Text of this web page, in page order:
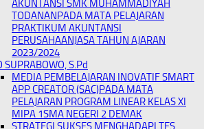
AKUNTANSI SMK MUHAMMADIYAH
TODANANPADA MATA PELAJARAN
PRAKTIKUM AKUNTANSI
PERUSAHAANJASA TAHUN AJARAN
2023/2024
SUPRABOWO, S.Pd
MEDIA PEMBELAJARAN INOVATIF SMART
APP CREATOR (SAC)PADA MATA
PELAJARAN PROGRAM LINEAR KELAS XI
MIPA 1SMA NEGERI 2 DEMAK
STRATEGI SUKSES MENGHADAPI TES